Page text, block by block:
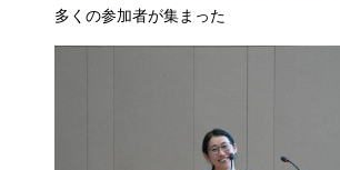
多くの参加者が集まった